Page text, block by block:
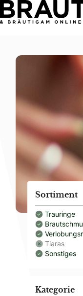
Sortiment
Trauringe
Tiaras
Sonstiges
Kategorie